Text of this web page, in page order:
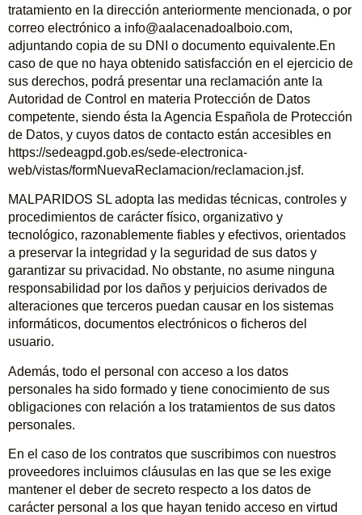
tratamiento en la dirección anteriormente mencionada, o por
correo electrónico a info@aalacenadoalboio.com,
adjuntando copia de su DNI o documento equivalente.En
caso de que no haya obtenido satisfacción en el ejercicio de
sus derechos, podrá presentar una reclamación ante la
Autoridad de Control en materia Protección de Datos
competente, siendo ésta la Agencia Española de Protección
de Datos, y cuyos datos de contacto están accesibles en
https://sedeagpd.gob.es/sede-electronica-
web/vistas/formNuevaReclamacion/reclamacion.jsf.
MALPARIDOS SL adopta las medidas técnicas, controles y
procedimientos de carácter físico, organizativo y
tecnológico, razonablemente fiables y efectivos, orientados
a preservar la integridad y la seguridad de sus datos y
garantizar su privacidad. No obstante, no asume ninguna
responsabilidad por los daños y perjuicios derivados de
alteraciones que terceros puedan causar en los sistemas
informáticos, documentos electrónicos o ficheros del
usuario.
Además, todo el personal con acceso a los datos
personales ha sido formado y tiene conocimiento de sus
obligaciones con relación a los tratamientos de sus datos
personales.
En el caso de los contratos que suscribimos con nuestros
proveedores incluimos cláusulas en las que se les exige
mantener el deber de secreto respecto a los datos de
carácter personal a los que hayan tenido acceso en virtud